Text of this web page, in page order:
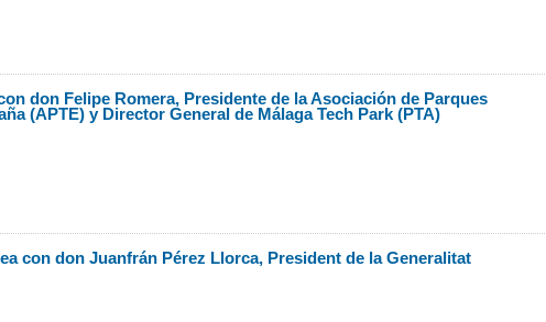
don Felipe Romera, Presidente de la Asociación de Parques
(APTE) y Director General de Málaga Tech Park (PTA)
con don Juanfrán Pérez Llorca, President de la Generalitat